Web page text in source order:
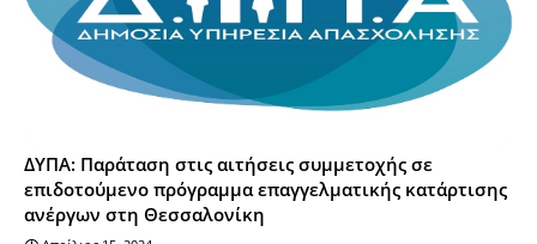
ΔΥΠΑ: Παράταση στις αιτήσεις συμμετοχής σε
επιδοτούμενο πρόγραμμα επαγγελματικής κατάρτισης
ανέργων στη Θεσσαλονίκη